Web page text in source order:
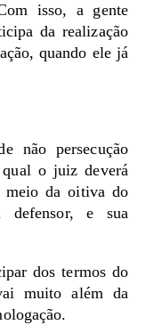
isso, a gente
da realização
quando ele já
não persecução
qual o juiz deverá
meio da oitiva do
defensor, e sua
dos termos do
muito além da